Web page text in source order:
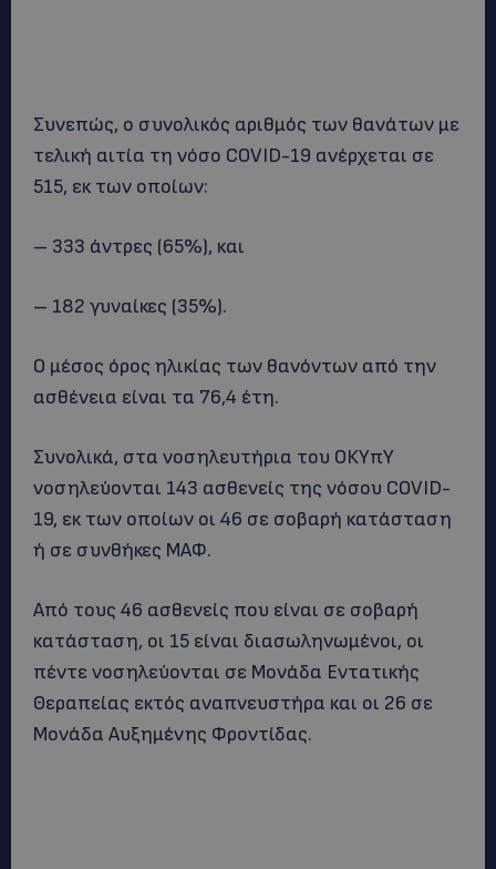
Συνεπώς, ο συνολικός αριθμός των θανάτων με
τελική αιτία τη νόσο COVID-19 ανέρχεται σε
515, εκ των οποίων:
– 333 άντρες (65%), και
– 182 γυναίκες (35%).
Ο μέσος όρος ηλικίας των θανόντων από την
ασθένεια είναι τα 76,4 έτη.
Συνολικά, στα νοσηλευτήρια του ΟΚΥπΥ
νοσηλεύονται 143 ασθενείς της νόσου COVID-
19, εκ των οποίων οι 46 σε σοβαρή κατάσταση
ή σε συνθήκες ΜΑΦ.
Από τους 46 ασθενείς που είναι σε σοβαρή
κατάσταση, οι 15 είναι διασωληνωμένοι, οι
πέντε νοσηλεύονται σε Μονάδα Εντατικής
Θεραπείας εκτός αναπνευστήρα και οι 26 σε
Μονάδα Αυξημένης Φροντίδας.